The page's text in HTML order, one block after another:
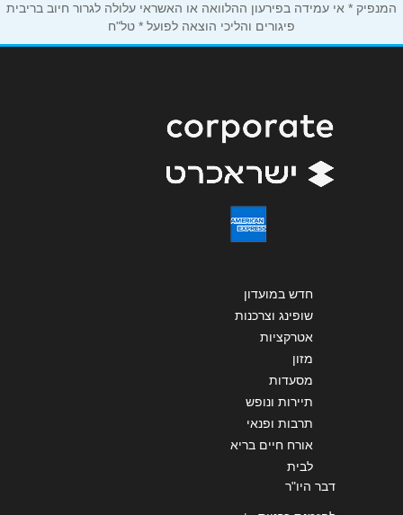
נושא*
אנא חזרו אלי בקשר ל...
המנפיק * אי עמידה בפירעון ההלוואה או האשראי עלולה לגרור חיוב בריבית
פיגורים והליכי הוצאה לפועל * טל"ח
חדש במועדון
שופינג וצרכנות
אטרקציות
מזון
מסעדות
תיירות ונופש
תרבות ופנאי
אורח חיים בריא
לבית
דבר היו"ר